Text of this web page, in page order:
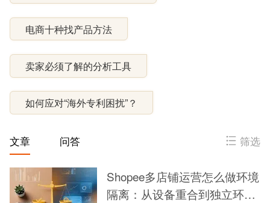
电商十种找产品方法
卖家必须了解的分析工具
如何应对“海外专利困扰”？
文章 问答 筛选
Shopee多店铺运营怎么做环境
隔离：从设备重合到独立环境